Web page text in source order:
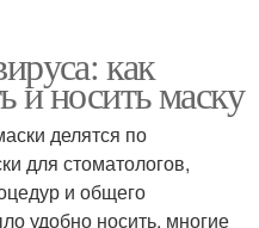
как
и носить маску
делятся по
для стоматологов,
и общего
удобно носить, многие